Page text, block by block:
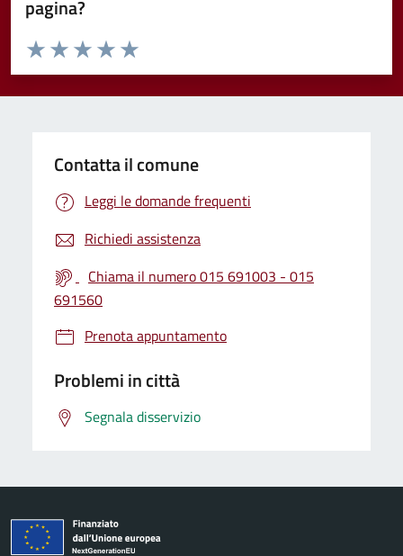
pagina?
Valuta da 1 a 5 stelle la pagina
Valuta 5 stelle su 5
Valuta 4 stelle su 5
Valuta 3 stelle su 5
Valuta 2 stelle su 5
Valuta 1 stelle su 5
Contatta il comune
Leggi le domande frequenti
Richiedi assistenza
Chiama il numero 015 691003 - 015
691560
Prenota appuntamento
Problemi in città
Segnala disservizio